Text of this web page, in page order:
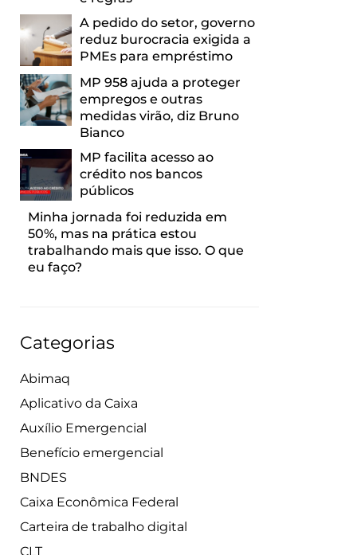
A pedido do setor, governo
reduz burocracia exigida a
PMEs para empréstimo
MP 958 ajuda a proteger
empregos e outras
medidas virão, diz Bruno
Bianco
MP facilita acesso ao
crédito nos bancos
públicos
Minha jornada foi reduzida em
50%, mas na prática estou
trabalhando mais que isso. O que
eu faço?
Categorias
Abimaq
Aplicativo da Caixa
Auxílio Emergencial
Benefício emergencial
BNDES
Caixa Econômica Federal
Carteira de trabalho digital
CLT